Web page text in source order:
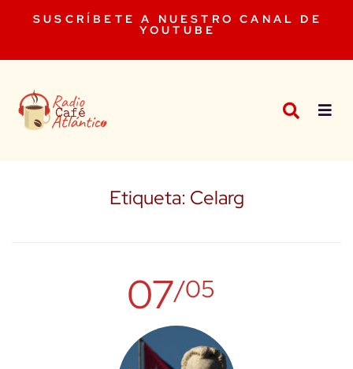
SUSCRÍBETE A NUESTRO CANAL DE
YOUTUBE
Etiqueta: Celarg
07/05